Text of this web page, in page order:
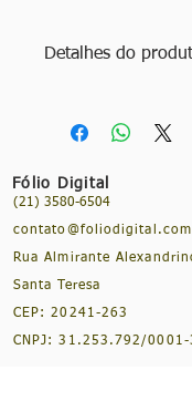
Detalhes do
Autor: Bruno
Ano: 2021
Idioma: Português
Especificações:
.epub
Fólio Digital
(21) 3580-6504
Rua Almirante
Santa Teresa
CEP:20241-263
CNPJ:31.253.792/0001-